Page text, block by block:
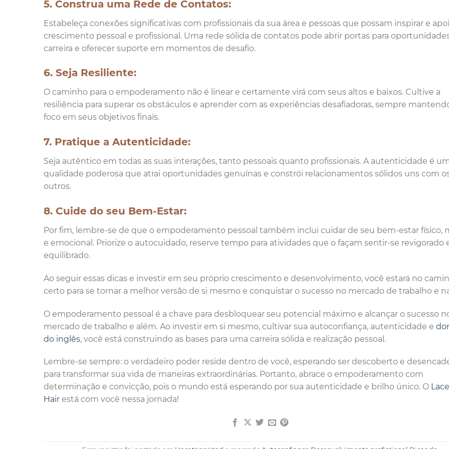
5. Construa uma Rede de Contatos:
Estabeleça conexões significativas com profissionais da sua área e pessoas que possam inspirar e
crescimento pessoal e profissional. Uma rede sólida de contatos pode abrir portas para
carreira e oferecer suporte em momentos de desafio.
6. Seja Resiliente:
O caminho para o empoderamento não é linear e certamente virá com seus altos e baixos. Cultive a
resiliência para superar os obstáculos e aprender com as experiências desafiadoras, sempre
foco em seus objetivos finais.
7. Pratique a Autenticidade:
Seja autêntico em todas as suas interações, tanto pessoais quanto profissionais. A autenticidade é
qualidade poderosa que atrai oportunidades genuínas e constrói relacionamentos sólidos uns com
outros.
8. Cuide do seu Bem-Estar:
Por fim, lembre-se de que o empoderamento pessoal também inclui cuidar de seu bem-estar físico,
e emocional. Priorize o autocuidado, reserve tempo para atividades que o façam sentir-se revigorado
equilibrado.
Ao seguir essas dicas e investir em seu próprio crescimento e desenvolvimento, você estará no
certo para se tornar a melhor versão de si mesmo e conquistar o sucesso no mercado de trabalho e
O empoderamento pessoal é a chave para desbloquear seu potencial máximo e alcançar o sucesso
mercado de trabalho e além. Ao investir em si mesmo, cultivar sua autoconfiança, autenticidade e
do inglês, você está construindo as bases para uma carreira sólida e realização pessoal.
Lembre-se sempre: o verdadeiro poder reside dentro de você, esperando ser descoberto e
para transformar sua vida de maneiras extraordinárias. Portanto, abrace o empoderamento com
determinação e convicção, pois o mundo está esperando por sua autenticidade e brilho único. O
Hair está com você nessa jornada!